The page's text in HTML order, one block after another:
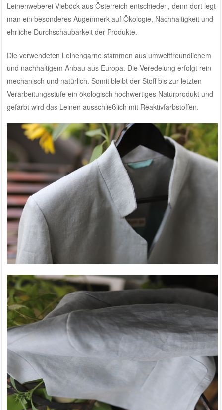
Leinenweberei Vieböck aus Österreich entschieden, denn dort legt
man ein besonderes Augenmerk auf Ökologie, Nachhaltigkeit und
ehrliche Durchschaubarkeit der Produkte.
Die verwendeten Leinengarne stammen aus umweltfreundlichem
und nachhaltigem Anbau aus Europa. Die Veredelung erfolgt rein
mechanisch und natürlich. Somit bleibt der Stoff bis zur letzten
Verarbeitungsstufe ein ökologisch hochwertiges Naturprodukt und
gefärbt wird das Leinen ausschließlich mit Reaktivfarbstoffen.